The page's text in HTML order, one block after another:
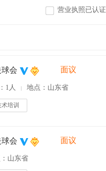
营业执照已认证
会 面议
1人 | 地点：山东省
培训
会 面议
山东省